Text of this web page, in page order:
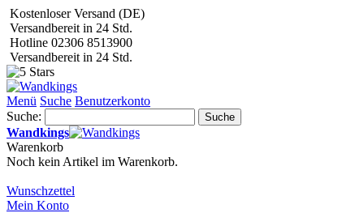
Kostenloser Versand (DE)
Versandbereit in 24 Std.
Hotline 02306 8513900
Versandbereit in 24 Std.
Menü Suche Benutzerkonto
Suche:
Suche
Wandkings
Warenkorb
Noch kein Artikel im Warenkorb.
Wunschzettel
Mein Konto